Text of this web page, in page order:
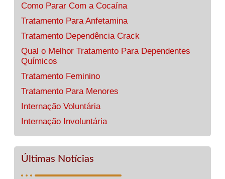
Como Parar Com a Cocaína
Tratamento Para Anfetamina
Tratamento Dependência Crack
Qual o Melhor Tratamento Para Dependentes
Químicos
Tratamento Feminino
Tratamento Para Menores
Internação Voluntária
Internação Involuntária
Últimas Notícias